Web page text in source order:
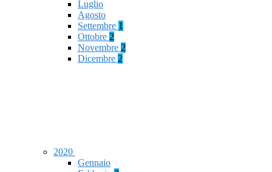
Luglio
Agosto
Settembre 1
Ottobre 2
Novembre 2
Dicembre 2
2020
Gennaio